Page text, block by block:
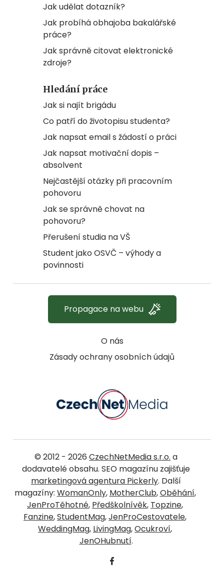
Jak udělat dotazník?
Jak probíhá obhajoba bakalářské
práce?
Jak správně citovat elektronické
zdroje?
Hledání práce
Jak si najít brigádu
Co patří do životopisu studenta?
Jak napsat email s žádostí o práci
Jak napsat motivační dopis –
absolvent
Nejčastější otázky při pracovním
pohovoru
Jak se správně chovat na
pohovoru?
Přerušení studia na VŠ
Student jako OSVČ – výhody a
povinnosti
O nás
Zásady ochrany osobních údajů
Propagace na webu
© 2012 - 2026 CzechNetMedia s.r.o. a
dodavatelé obsahu. SEO magazínu zajišťuje
marketingová agentura Pickerly. Další
magazíny: WomanOnly, MotherClub,Oběhání,
JenProTěhotné, Předškolnívěk, Topzine,
Fanzine,StudentMag,JenProCestovatele,
WeddingMag, LivingMag,Ocukroví,
JenOHubnutí.